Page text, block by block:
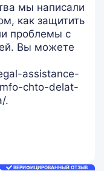
мы написали
как защитить
проблемы с
Вы можете
assistance-
chto-delat-
.
ВЕРИФИЦИРОВАННЫЙ ОТЗЫВ